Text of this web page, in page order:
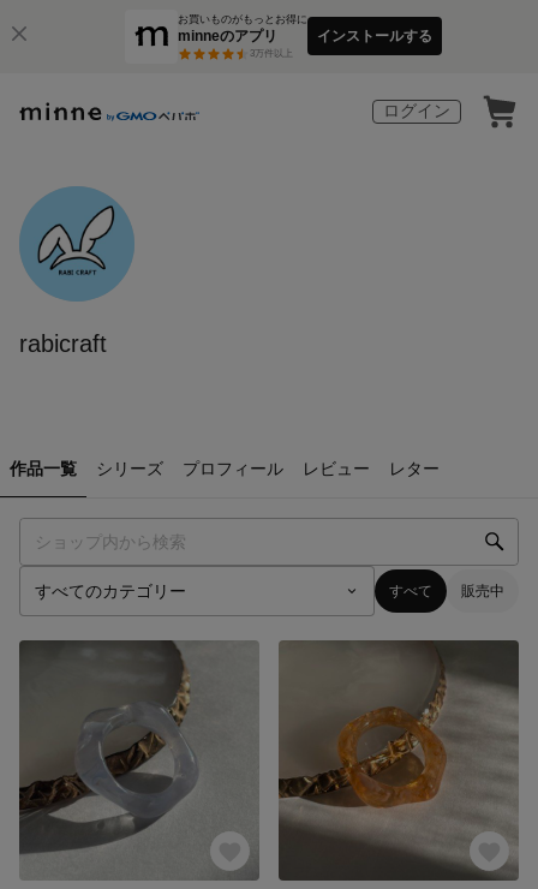
お買いものがもっとお得に
minneのアプリ
3万件以上
インストールする
ログイン
rabicraft
作品一覧 シリーズ プロフィール レビュー レター
すべて 販売中